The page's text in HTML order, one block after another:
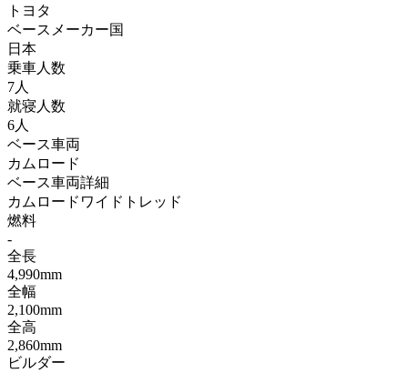
トヨタ
ベースメーカー国
日本
乗車人数
7人
就寝人数
6人
ベース車両
カムロード
ベース車両詳細
カムロードワイドトレッド
燃料
-
全長
4,990mm
全幅
2,100mm
全高
2,860mm
ビルダー